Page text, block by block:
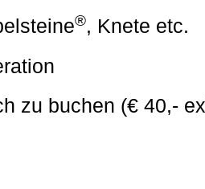
®, Knete etc.
zu buchen (€ 40,-